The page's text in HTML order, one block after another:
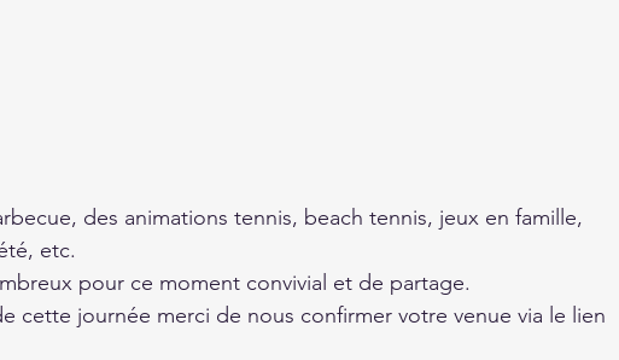
des animations tennis, beach tennis, jeux en famille,
etc.
pour ce moment convivial et de partage.
cette journée merci de nous confirmer votre venue via le lien